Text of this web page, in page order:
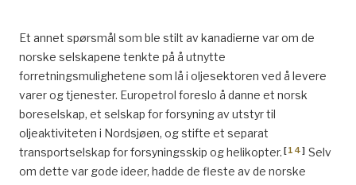
Et annet spørsmål som ble stilt av kanadierne var om de
norske selskapene tenkte på å utnytte
forretningsmulighetene som lå i oljesektoren ved å levere
varer og tjenester. Europetrol foreslo å danne et norsk
boreselskap, et selskap for forsyning av utstyr til
oljeaktiviteten i Nordsjøen, og stifte et separat
transportselskap for forsyningsskip og helikopter. [14] Selv
om dette var gode ideer, hadde de fleste av de norske